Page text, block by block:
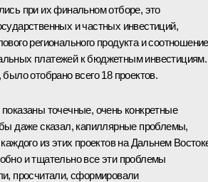
при их финальном отборе, это
и частных инвестиций,
регионального продукта и соотношение
платежей к бюджетным инвестициям.
отобрано всего 18 проектов.
точечные, очень конкретные
даже сказал, капиллярные проблемы,
из этих проектов на Дальнем
и тщательно все эти проблемы
просчитали, сформировали